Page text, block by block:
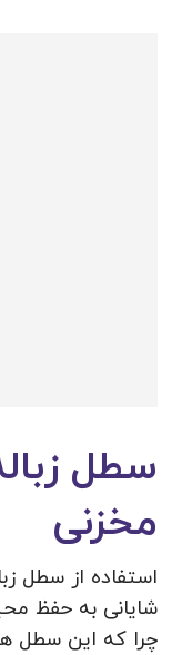
سطل
مخزنی
استفاده از سطل
شایانی به حفظ
چرا که این سطل